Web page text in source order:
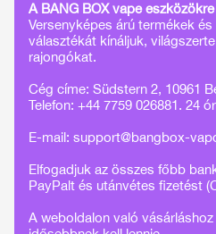
A BANG BOX vape
Versenyképes árú termékek
választékát kínáljuk,
rajongókat.
Cég címe: Südstern 2, 10961
Telefon: +44 7759 026881. 24
E-mail: support@bangbox-
Elfogadjuk az összes főbb
PayPalt és utánvétes fizetést
A weboldalon való